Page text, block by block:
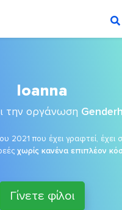
Ioanna
την οργάνωση
2021 που έχει γραφτεί, έχει
χωρίς κανένα επιπλέον
Γίνετε φίλοι